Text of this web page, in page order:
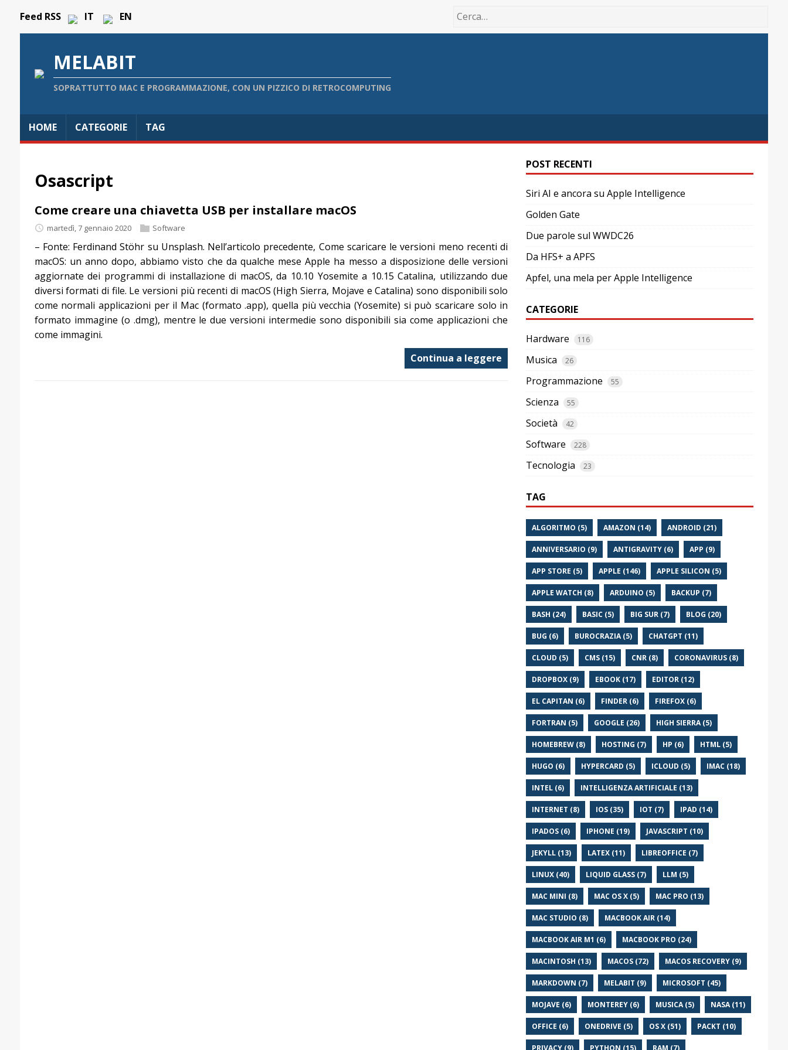
Feed RSS IT EN
MELABIT
SOPRATTUTTO MAC E PROGRAMMAZIONE, CON UN PIZZICO DI RETROCOMPUTING
HOME CATEGORIE TAG
Osascript
Come creare una chiavetta USB per installare macOS
martedì, 7 gennaio 2020 Software
– Fonte: Ferdinand Stöhr su Unsplash. Nell’articolo precedente, Come scaricare le versioni meno recenti di
macOS: un anno dopo, abbiamo visto che da qualche mese Apple ha messo a disposizione delle versioni
aggiornate dei programmi di installazione di macOS, da 10.10 Yosemite a 10.15 Catalina, utilizzando due
diversi formati di file. Le versioni più recenti di macOS (High Sierra, Mojave e Catalina) sono disponibili solo
come normali applicazioni per il Mac (formato .app), quella più vecchia (Yosemite) si può scaricare solo in
formato immagine (o .dmg), mentre le due versioni intermedie sono disponibili sia come applicazioni che
come immagini.
Continua a leggere
POST RECENTI
Siri AI e ancora su Apple Intelligence
Golden Gate
Due parole sul WWDC26
Da HFS+ a APFS
Apfel, una mela per Apple Intelligence
CATEGORIE
Hardware 116
Musica 26
Programmazione 55
Scienza 55
Società 42
Software 228
Tecnologia 23
TAG
ALGORITMO (5) AMAZON (14) ANDROID (21)
ANNIVERSARIO (9) ANTIGRAVITY (6) APP (9)
APP STORE (5) APPLE (146) APPLE SILICON (5)
APPLE WATCH (8) ARDUINO (5) BACKUP (7)
BASH (24) BASIC (5) BIG SUR (7) BLOG (20)
BUG (6) BUROCRAZIA (5) CHATGPT (11)
CLOUD (5) CMS (15) CNR (8) CORONAVIRUS (8)
DROPBOX (9) EBOOK (17) EDITOR (12)
EL CAPITAN (6) FINDER (6) FIREFOX (6)
FORTRAN (5) GOOGLE (26) HIGH SIERRA (5)
HOMEBREW (8) HOSTING (7) HP (6) HTML (5)
HUGO (6) HYPERCARD (5) ICLOUD (5) IMAC (18)
INTEL (6) INTELLIGENZA ARTIFICIALE (13)
INTERNET (8) IOS (35) IOT (7) IPAD (14)
IPADOS (6) IPHONE (19) JAVASCRIPT (10)
JEKYLL (13) LATEX (11) LIBREOFFICE (7)
LINUX (40) LIQUID GLASS (7) LLM (5)
MAC MINI (8) MAC OS X (5) MAC PRO (13)
MAC STUDIO (8) MACBOOK AIR (14)
MACBOOK AIR M1 (6) MACBOOK PRO (24)
MACINTOSH (13) MACOS (72) MACOS RECOVERY (9)
MARKDOWN (7) MELABIT (9) MICROSOFT (45)
MOJAVE (6) MONTEREY (6) MUSICA (5) NASA (11)
OFFICE (6) ONEDRIVE (5) OS X (51) PACKT (10)
PRIVACY (9) PYTHON (15) RAM (7)